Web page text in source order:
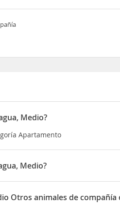
Medio?
Apartamento
Medio?
Calle de Luenga
Otros animales de compañía